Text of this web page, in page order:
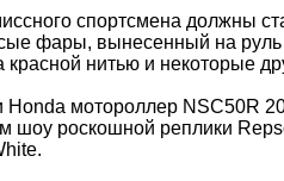
спортсмена должны
фары, вынесенный на руль
красной нитью и некоторые
мотороллер NSC50R
шоу роскошной реплики